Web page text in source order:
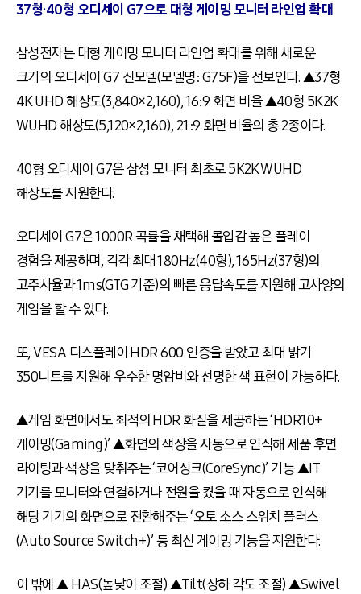
37형·40형 오디세이 G7으로 대형 게이밍 모니터 라인업 확대
삼성전자는 대형 게이밍 모니터 라인업 확대를 위해 새로운
크기의 오디세이 G7 신모델(모델명: G75F)을 선보인다. ▲37형
4K UHD 해상도(3,840×2,160), 16:9 화면 비율 ▲40형 5K2K
WUHD 해상도(5,120×2,160), 21:9 화면 비율의 총 2종이다.
40형 오디세이 G7은 삼성 모니터 최초로 5K2K WUHD
해상도를 지원한다.
오디세이 G7은 1000R 곡률을 채택해 몰입감 높은 플레이
경험을 제공하며, 각각 최대 180Hz(40형), 165Hz(37형)의
고주사율과 1ms(GTG 기준)의 빠른 응답속도를 지원해 고사양의
게임을 할 수 있다.
또, VESA 디스플레이 HDR 600 인증을 받았고 최대 밝기
350니트를 지원해 우수한 명암비와 선명한 색 표현이 가능하다.
▲게임 화면에서도 최적의 HDR 화질을 제공하는 ‘HDR10+
게이밍(Gaming)’ ▲화면의 색상을 자동으로 인식해 제품 후면
라이팅과 색상을 맞춰주는 ‘코어싱크(CoreSync)’ 기능 ▲IT
기기를 모니터와 연결하거나 전원을 켰을 때 자동으로 인식해
해당 기기의 화면으로 전환해주는 ‘오토 소스 스위치 플러스
(Auto Source Switch+)’ 등 최신 게이밍 기능을 지원한다.
이 밖에 ▲ HAS(높낮이 조절) ▲Tilt(상하 각도 조절) ▲Swivel